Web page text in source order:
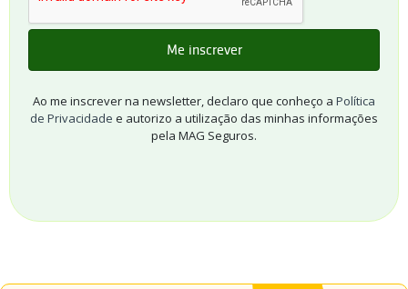
Ao me inscrever na newsletter, declaro que conheço a Política
de Privacidade e autorizo a utilização das minhas informações
pela MAG Seguros.